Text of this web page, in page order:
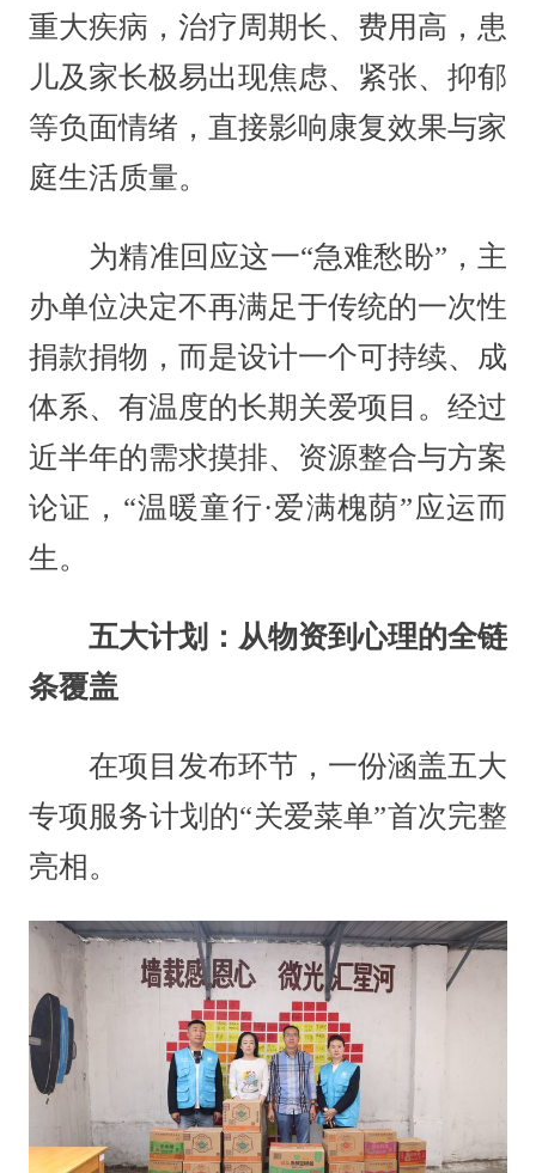
重大疾病，治疗周期长、费用高，患
儿及家长极易出现焦虑、紧张、抑郁
等负面情绪，直接影响康复效果与家
庭生活质量。
为精准回应这一“急难愁盼”，主
办单位决定不再满足于传统的一次性
捐款捐物，而是设计一个可持续、成
体系、有温度的长期关爱项目。经过
近半年的需求摸排、资源整合与方案
论证，“温暖童行·爱满槐荫”应运而
生。
五大计划：从物资到心理的全链
条覆盖
在项目发布环节，一份涵盖五大
专项服务计划的“关爱菜单”首次完整
亮相。